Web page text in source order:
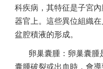
科疾病，其特征是子宮
器官上。這些異位組織
盆腔積液的形成。
卵巢囊腫：卵巢囊
囊腫破裂或出血時，會導